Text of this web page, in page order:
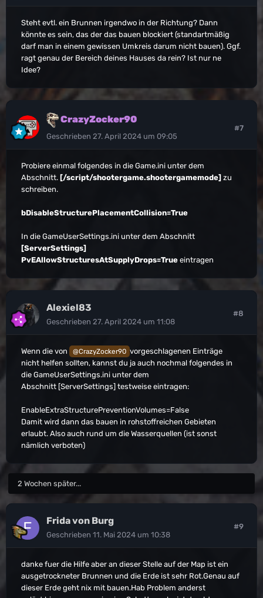
Steht evtl. ein Brunnen irgendwo in der Richtung? Dann
könnte es sein, das der das bauen blockiert (standartmäßig
darf man in einem gewissen Umkreis darum nicht bauen). Ggf.
ragt genau der Bereich deines Hauses da rein? Ist nur ne
Idee?
CrazyZocker90
Geschrieben 27. April 2024 um 09:05
#7
Probiere einmal folgendes in die Game.ini unter dem
Abschnitt. [/script/shootergame.shootergamemode] zu
schreiben.
bDisableStructurePlacementCollision=True
In die GameUserSettings.ini unter dem Abschnitt
[ServerSettings]
PvEAllowStructuresAtSupplyDrops=True eintragen
Alexiel83
Geschrieben 27. April 2024 um 11:08
#8
Wenn die von @CrazyZocker90 vorgeschlagenen Einträge
nicht helfen sollten, kannst du ja auch nochmal folgendes in
die GameUserSettings.ini unter dem
Abschnitt [ServerSettings] testweise eintragen:
EnableExtraStructurePreventionVolumes=False
Damit wird dann das bauen in rohstoffreichen Gebieten
erlaubt. Also auch rund um die Wasserquellen (ist sonst
nämlich verboten)
2 Wochen später...
Frida von Burg
Geschrieben 11. Mai 2024 um 10:38
#9
danke fuer die Hilfe aber an dieser Stelle auf der Map ist ein
ausgetrockneter Brunnen und die Erde ist sehr Rot.Genau auf
dieser Erde geht nix mit bauen.Hab Problem anderst